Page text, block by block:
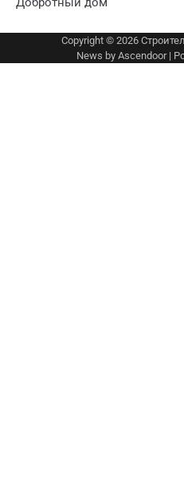
Copyright © 2026
News by Ascendoor|